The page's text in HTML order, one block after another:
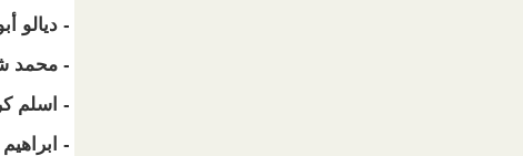
- ديالو
- محمد
- اسلم
-